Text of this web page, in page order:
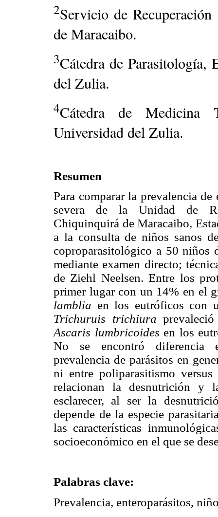
2Servicio de
de Maracaibo.
3Cátedra de Parasitología,
del Zulia.
4Cátedra de Medicina
Universidad del Zulia.
Resumen
Para comparar la prevalencia
severa de la Unidad de
Chiquinquirá de Maracaibo,
a la consulta de niños sanos
coproparasitológico a 50 niños
mediante examen directo;
de Ziehl Neelsen. Entre los
primer lugar con un 14% en el
lamblia en los eutróficos con
Trichuruis trichiura
Ascaris lumbricoides en los
No se encontró diferencia
prevalencia de parásitos en
ni entre poliparasitismo
relacionan la desnutrición y
esclarecer, al ser la
depende de la especie
las características
socioeconómico en el que se
Palabras clave:
Prevalencia, enteroparásitos,